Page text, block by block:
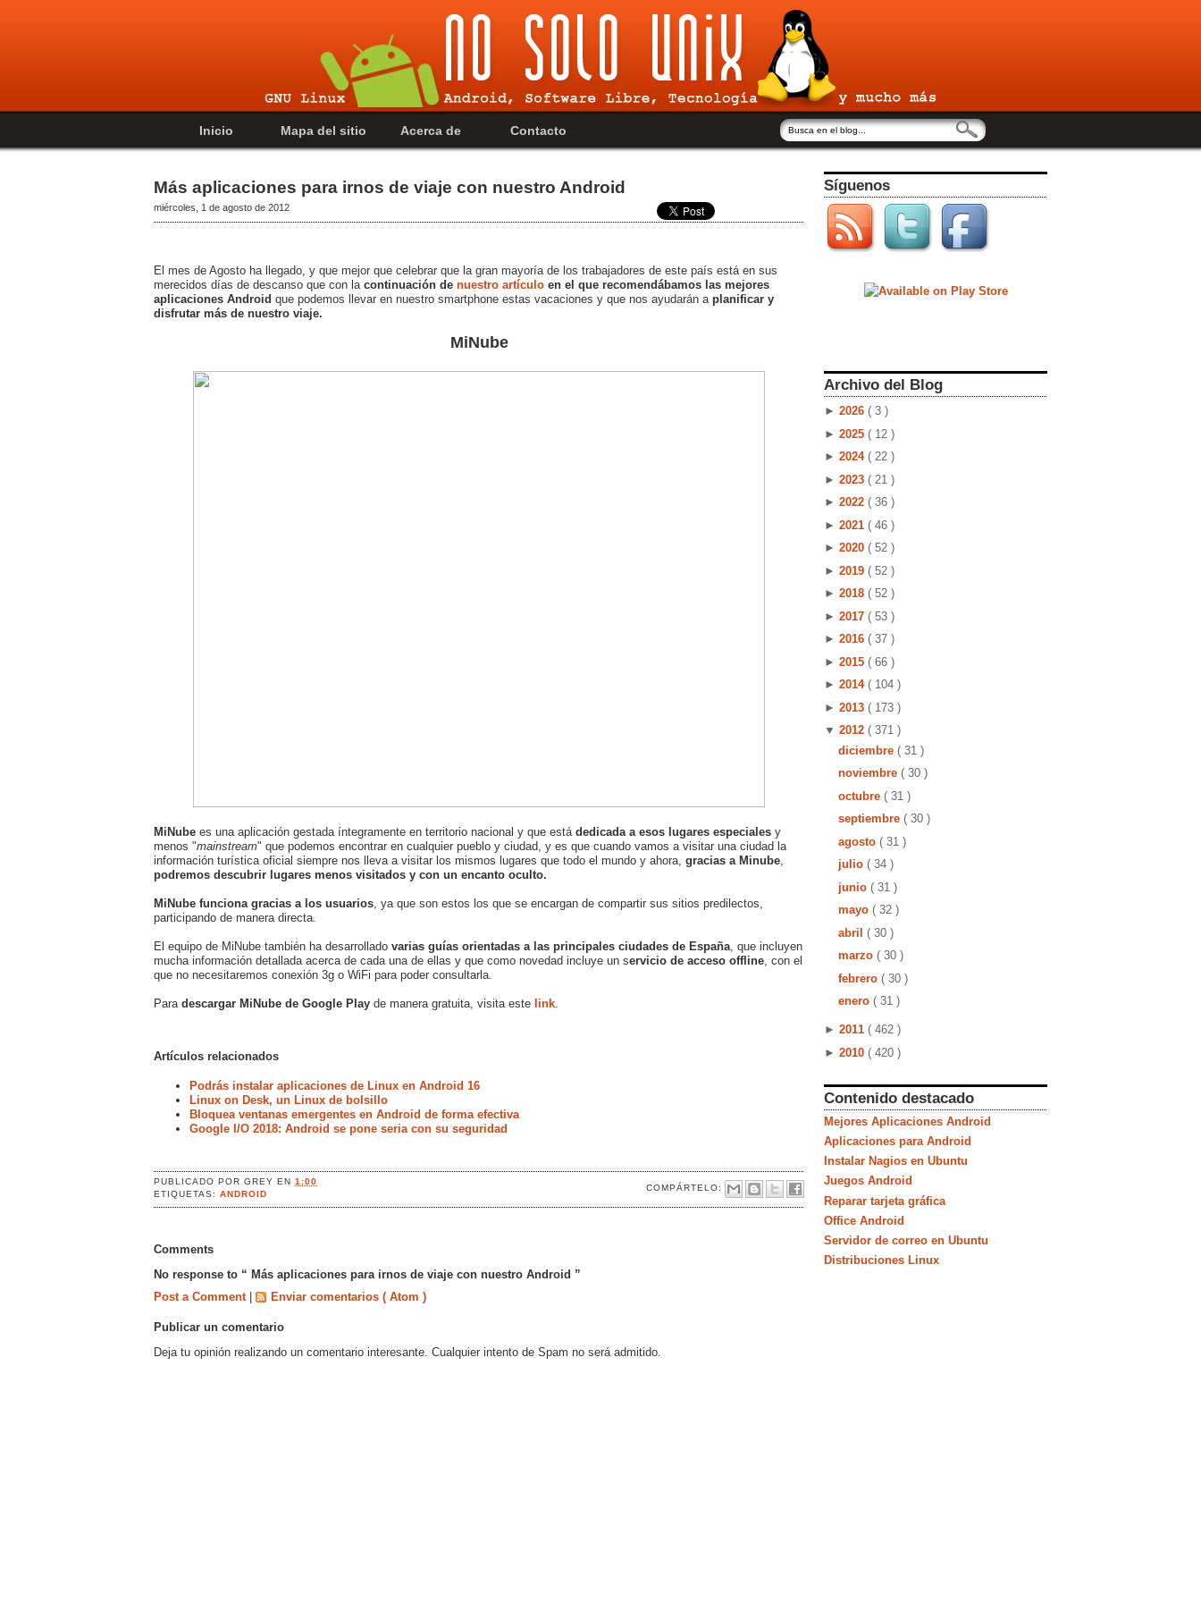
Inicio Mapa del sitio Acerca de Contacto
Más aplicaciones para irnos de viaje con nuestro Android
miércoles, 1 de agosto de 2012
El mes de Agosto ha llegado, y que mejor que celebrar que la gran mayoría de los trabajadores de este país está en sus
merecidos días de descanso que con la continuación de nuestro artículo en el que recomendábamos las mejores
aplicaciones Android que podemos llevar en nuestro smartphone estas vacaciones y que nos ayudarán a planificar y
disfrutar más de nuestro viaje.
MiNube
MiNube es una aplicación gestada íntegramente en territorio nacional y que está dedicada a esos lugares especiales y
menos "mainstream" que podemos encontrar en cualquier pueblo y ciudad, y es que cuando vamos a visitar una ciudad la
información turística oficial siempre nos lleva a visitar los mismos lugares que todo el mundo y ahora, gracias a Minube
podremos descubrir lugares menos visitados y con un encanto oculto.
MiNube funciona gracias a los usuarios , ya que son estos los que se encargan de compartir sus sitios predilectos,
participando de manera directa.
El equipo de MiNube también ha desarrollado varias guías orientadas a las principales ciudades de España , que incluyen
mucha información detallada acerca de cada una de ellas y que como novedad incluye un servicio de acceso offline , con el
que no necesitaremos conexión 3g o WiFi para poder consultarla.
Para descargar MiNube de Google Play de manera gratuita, visita este link
Artículos relacionados
Podrás instalar aplicaciones de Linux en Android 16
Linux on Desk, un Linux de bolsillo
Bloquea ventanas emergentes en Android de forma efectiva
Google I/O 2018: Android se pone seria con su seguridad
PUBLICADO PORGREYEN1:00
COMPÁRTELO:
ETIQUETAS:ANDROID
Comments
No response to “ Más aplicaciones para irnos de viaje con nuestro Android ”
Post a Comment
Enviar comentarios ( Atom )
Publicar un comentario
Deja tu opinión realizando un comentario interesante. Cualquier intento de Spam no será admitido.
Síguenos
Archivo del Blog
► 2026 ( 3 )
► 2025 ( 12 )
► 2024 ( 22 )
► 2023 ( 21 )
► 2022 ( 36 )
► 2021 ( 46 )
► 2020 ( 52 )
► 2019 ( 52 )
► 2018 ( 52 )
► 2017 ( 53 )
► 2016 ( 37 )
► 2015 ( 66 )
► 2014 ( 104 )
► 2013 ( 173 )
▼ 2012 ( 371 )
diciembre ( 31 )
noviembre ( 30 )
octubre ( 31 )
septiembre ( 30 )
agosto ( 31 )
julio ( 34 )
junio ( 31 )
mayo ( 32 )
abril ( 30 )
marzo ( 30 )
febrero ( 30 )
enero ( 31 )
► 2011 ( 462 )
► 2010 ( 420 )
Contenido destacado
Mejores Aplicaciones Android
Aplicaciones para Android
Instalar Nagios en Ubuntu
Juegos Android
Reparar tarjeta gráfica
Office Android
Servidor de correo en Ubuntu
Distribuciones Linux